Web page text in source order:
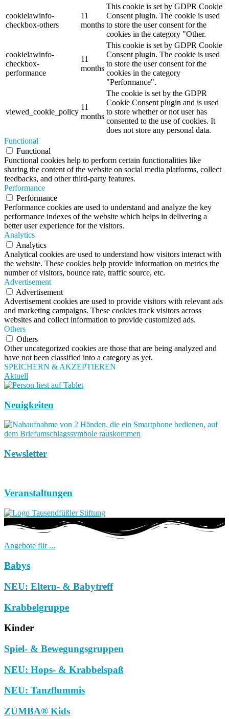
cookielawinfo-
checkbox-others
11
months
This cookie is set by GDPR Cookie
Consent plugin. The cookie is used
to store the user consent for the
cookies in the category "Other.
cookielawinfo-
checkbox-
performance
11
months
This cookie is set by GDPR Cookie
Consent plugin. The cookie is used
to store the user consent for the
cookies in the category
"Performance".
viewed_cookie_policy
11
months
The cookie is set by the GDPR
Cookie Consent plugin and is used
to store whether or not user has
consented to the use of cookies. It
does not store any personal data.
Functional
Functional
Functional cookies help to perform certain functionalities like
sharing the content of the website on social media platforms, collect
feedbacks, and other third-party features.
Performance
Performance
Performance cookies are used to understand and analyze the key
performance indexes of the website which helps in delivering a
better user experience for the visitors.
Analytics
Analytics
Analytical cookies are used to understand how visitors interact with
the website. These cookies help provide information on metrics the
number of visitors, bounce rate, traffic source, etc.
Advertisement
Advertisement
Advertisement cookies are used to provide visitors with relevant ads
and marketing campaigns. These cookies track visitors across
websites and collect information to provide customized ads.
Others
Others
Other uncategorized cookies are those that are being analyzed and
have not been classified into a category as yet.
SPEICHERN & AKZEPTIEREN
Aktuell
Neuigkeiten
Newsletter
Veranstaltungen
Angebote für ...
Babys
NEU: Eltern- & Babytreff
Krabbelgruppe
Kinder
Spiel- & Bewegungsgruppen
NEU: Hops- & Krabbelspaß
NEU: Tanzflummis
ZUMBA® Kids